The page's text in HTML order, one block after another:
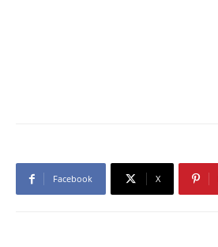
Facebook X